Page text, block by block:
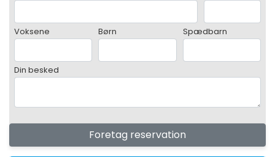
Voksene Børn Spædbarn
Din besked
Foretag reservation